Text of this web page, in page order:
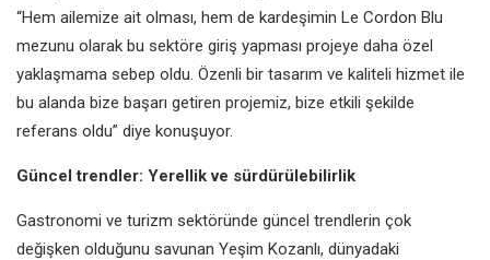
“Hem ailemize ait olması, hem de kardeşimin Le Cordon Blu
mezunu olarak bu sektöre giriş yapması projeye daha özel
yaklaşmama sebep oldu. Özenli bir tasarım ve kaliteli hizmet ile
bu alanda bize başarı getiren projemiz, bize etkili şekilde
referans oldu” diye konuşuyor.
Güncel trendler: Yerellik ve sürdürülebilirlik
Gastronomi ve turizm sektöründe güncel trendlerin çok
değişken olduğunu savunan Yeşim Kozanlı, dünyadaki